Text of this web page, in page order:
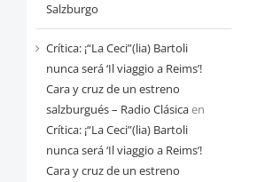
Salzburgo
Crítica: ¡“La Ceci”(lia) Bartoli
nunca será ‘Il viaggio a Reims’!
Cara y cruz de un estreno
salzburgués – Radio Clásicaen
Crítica: ¡“La Ceci”(lia) Bartoli
nunca será ‘Il viaggio a Reims’!
Cara y cruz de un estreno